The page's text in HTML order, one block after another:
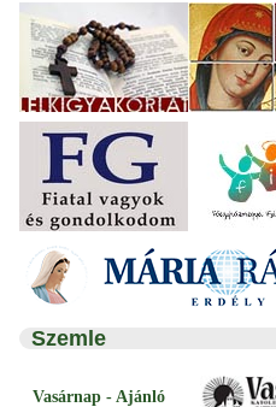
Szemle
Vasárnap - Ajánló